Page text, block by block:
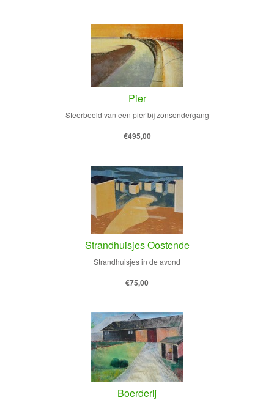
Pier
Sfeerbeeld van een pier bij zonsondergang
€495,00
Strandhuisjes Oostende
Strandhuisjes in de avond
€75,00
Boerderij